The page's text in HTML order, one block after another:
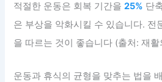
적절한 운동은 회복 기간을25% 단
은 부상을 악화시킬 수 있습니다. 전
을 따르는 것이 좋습니다 (출처: 재
운동과 휴식의 균형을 맞추는 법을